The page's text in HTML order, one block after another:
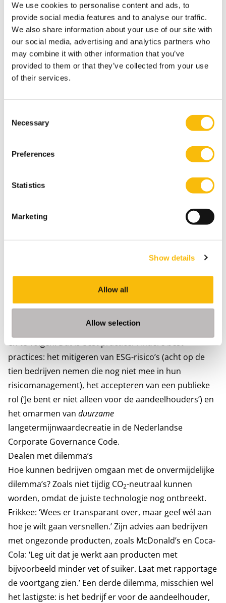
We use cookies to personalise content and ads, to
provide social media features and to analyse our traffic.
We also share information about your use of our site with
our social media, advertising and analytics partners who
may combine it with other information that you’ve
provided to them or that they’ve collected from your use
of their services.
Selection
Necessary
Preferences
Statistics
Marketing
Show details
Allow all
Allow selection
houdt Van Gorp de zaal voor. Ze schetst drie cruciale
succesfactoren voor samenwerking in ecosystemen.
De eerste: bepaal en benoem vooraf expliciet de
toegevoegde waarde voor alle partners. ‘Anders
springen de kikkers al snel uit de kruiwagen.’ De
tweede succesfactor: zorg voor gedeelde normen en
schuren. Wat als de ene partner om winst te behalen
in een attractieve markt van fossiele brandstof wil
vertrouwen. ‘Zonder dat gaat het nooit werken.’
‘Júllie zijn de
partner Sustainability Reporting KPMG Nederland, de
vertrekpunt zijn, maar het integreren van
duurzaamheid in de strategie, benadrukt ook Frikkee.
het formuleren van drie strategische doelen: CO
reductie, gezondheid & welzijn en diversiteit. Dat
de CSRD ingezet om de gewenste beweging te creëren
en te volgen. Dát is best practice.’ Andere best
practices: het mitigeren van ESG-risico’s (acht op de
tien bedrijven nemen die nog niet mee in hun
risicomanagement), het accepteren van een publieke
rol (‘Je bent er niet alleen voor de aandeelhouders’) en
het omarmen van duurzame
langetermijnwaardecreatie in de Nederlandse
Corporate Governance Code.
Dealen met dilemma’s
Hoe kunnen bedrijven omgaan met de onvermijdelijke
dilemma’s? Zoals niet tijdig CO2-neutraal kunnen
worden, omdat de juiste technologie nog ontbreekt.
Frikkee: ‘Wees er transparant over, maar geef wél aan
hoe je wilt gaan versnellen.’ Zijn advies aan bedrijven
met ongezonde producten, zoals McDonald’s en Coca-
Cola: ‘Leg uit dat je werkt aan producten met
bijvoorbeeld minder vet of suiker. Laat met rapportage
de voortgang zien.’ Een derde dilemma, misschien wel
het lastigste: is het bedrijf er voor de aandeelhouder,